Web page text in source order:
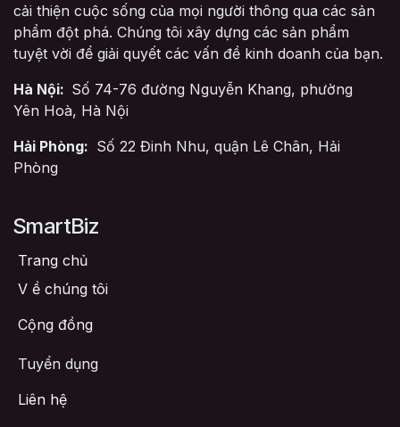
cải thiện cuộc sống của mọi người thông qua các sản
phẩm đột phá. Chúng tôi xây dựng các sản phẩm
tuyệt vời để giải quyết các vấn đề kinh doanh của bạn.
Hà Nội: Số 74-76 đường Nguyễn Khang, phường
Yên Hoà, Hà Nội
Hải Phòng: Số 22 Đinh Nhu, quận Lê Chân, Hải
Phòng
SmartBiz
Trang chủ
V ề chúng tôi
Cộng đồng
Tuyển dụng
Liên hệ